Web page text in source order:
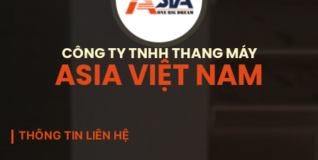
CÔNG TY TNHH THANG MÁY
ASIA VIỆT NAM
THÔNG TIN LIÊN HỆ